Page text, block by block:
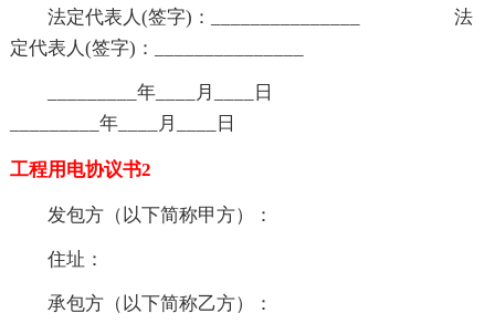
法定代表人(签字)：_______________ 法
定代表人(签字)：_______________
_________年____月____日
_________年____月____日
工程用电协议书2
发包方（以下简称甲方）：
住址：
承包方（以下简称乙方）：